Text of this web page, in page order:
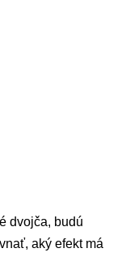
dvojča, budú
aký efekt má